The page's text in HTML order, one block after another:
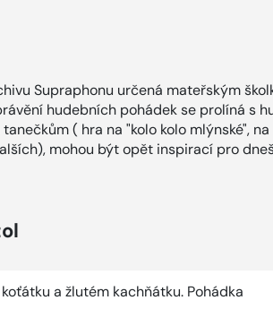
Supraphonu určená mateřským
hudebních pohádek se prolíná s
( hra na "kolo kolo mlýnské", na
mohou být opět inspirací pro
a žlutém kachňátku. Pohádka